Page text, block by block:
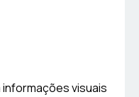
visuais